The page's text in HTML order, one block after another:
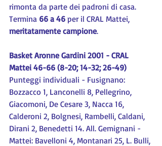
rimonta da parte dei padroni di casa.
Termina 66 a 46 per il CRAL Mattei,
meritatamente campione.
Basket Aronne Gardini 2001 - CRAL
Mattei 46-66 (8-20; 14-32; 26-49)
Punteggi individuali - Fusignano:
Bozzacco 1, Lanconelli 8, Pellegrino,
Giacomoni, De Cesare 3, Nacca 16,
Calderoni 2, Bolgnesi, Rambelli, Caldani,
Dirani 2, Benedetti 14. All. Gemignani -
Mattei: Bavelloni 4, Montanari 25, L. Bulli,